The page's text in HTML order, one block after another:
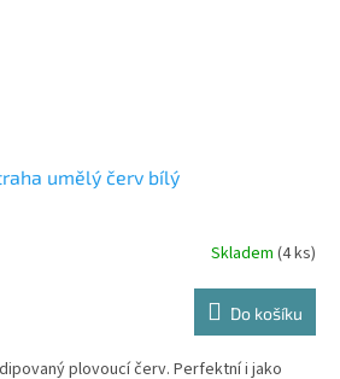
umělý červ bílý
Skladem (4 ks)
Do košíku
plovoucí červ. Perfektní i jako